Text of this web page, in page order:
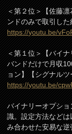
＜第２位＞【佐藤
ンドのみで取引し
https://youtu.be/
＜第１位＞【バイ
バンドだけで月収
ョン】【シグナルツ
https://youtu.be/
バイナリーオプシ
識。設定方法など
み合わせた安易な